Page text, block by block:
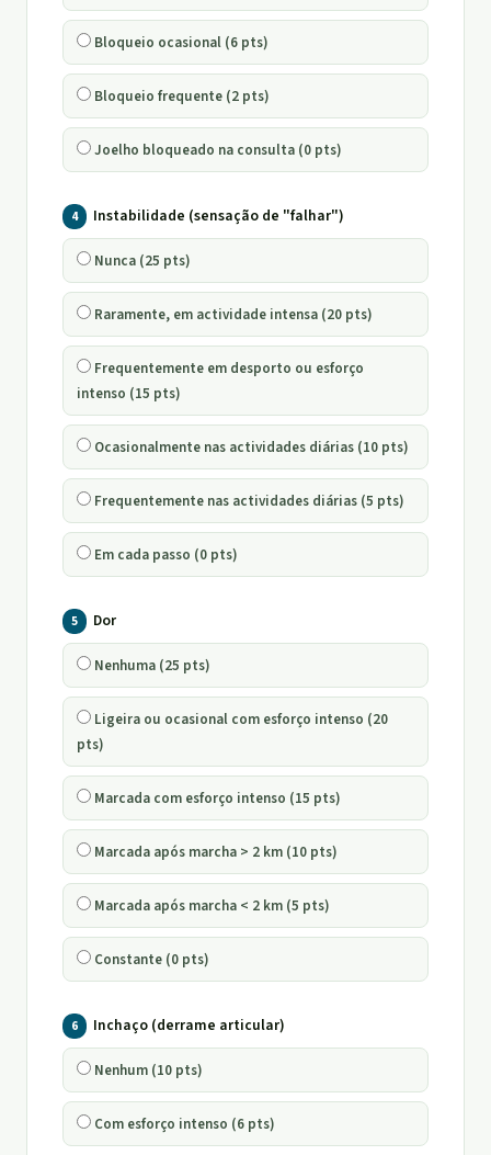
Bloqueio ocasional (6 pts)
Bloqueio frequente (2 pts)
Joelho bloqueado na consulta (0 pts)
4 Instabilidade (sensação de "falhar")
Nunca (25 pts)
Raramente, em actividade intensa (20 pts)
Frequentemente em desporto ou esforço
intenso (15 pts)
Ocasionalmente nas actividades diárias (10 pts)
Frequentemente nas actividades diárias (5 pts)
Em cada passo (0 pts)
5 Dor
Nenhuma (25 pts)
Ligeira ou ocasional com esforço intenso (20
pts)
Marcada com esforço intenso (15 pts)
Marcada após marcha > 2 km (10 pts)
Marcada após marcha < 2 km (5 pts)
Constante (0 pts)
6 Inchaço (derrame articular)
Nenhum (10 pts)
Com esforço intenso (6 pts)